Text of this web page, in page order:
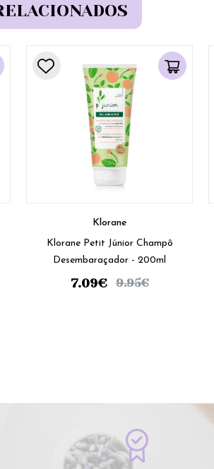
Klorane
Klorane Petit Júnior Champô
Desembaraçador - 200ml
7.09€ 9.95€